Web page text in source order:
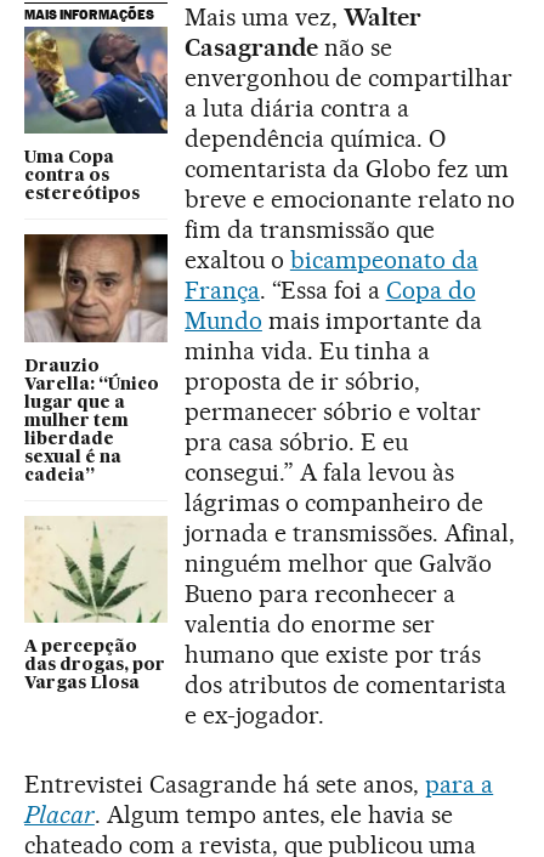
MAIS INFORMAÇÕES
Uma Copa
contra os
estereótipos
Drauzio
Varella: “Único
lugar que a
mulher tem
liberdade
sexual é na
cadeia”
A percepção
das drogas, por
Vargas Llosa
Mais uma vez, Walter
Casagrandenão se
envergonhou de compartilhar
a luta diária contra a
dependência química. O
comentarista da Globo fez um
breve e emocionante relato no
fim da transmissão que
exaltou o bicampeonato da
França. “Essa foi a Copa do
Mundo mais importante da
minha vida. Eu tinha a
proposta de ir sóbrio,
permanecer sóbrio e voltar
pra casa sóbrio. E eu
consegui.” A fala levou às
lágrimas o companheiro de
jornada e transmissões. Afinal,
ninguém melhor que Galvão
Bueno para reconhecer a
valentia do enorme ser
humano que existe por trás
dos atributos de comentarista
e ex-jogador.
Entrevistei Casagrande há sete anos,para a
Placar. Algum tempo antes, ele havia se
chateado com a revista, que publicou uma